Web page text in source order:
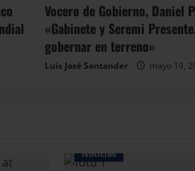
Vocero de Gobierno, Daniel
«Gabinete y Seremi
gobernar en terreno»
Luis José Santander mayo 19,
Noticias